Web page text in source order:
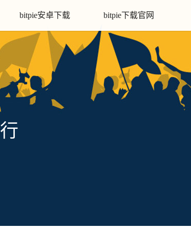
bitpie安卓下载 bitpie下载官网